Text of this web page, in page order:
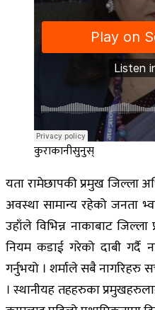
कुराकानीसुनुस्
यता रामेछापकी प्रमुख जिल्ला
अवस्था सामान्य रहेको जनता
उहाँले विभिन्न नाकाबाट
नियम कडाई गरेको दाबी
गर्नुभयो । शर्माले सबै
। स्थानीयह तहहरुका